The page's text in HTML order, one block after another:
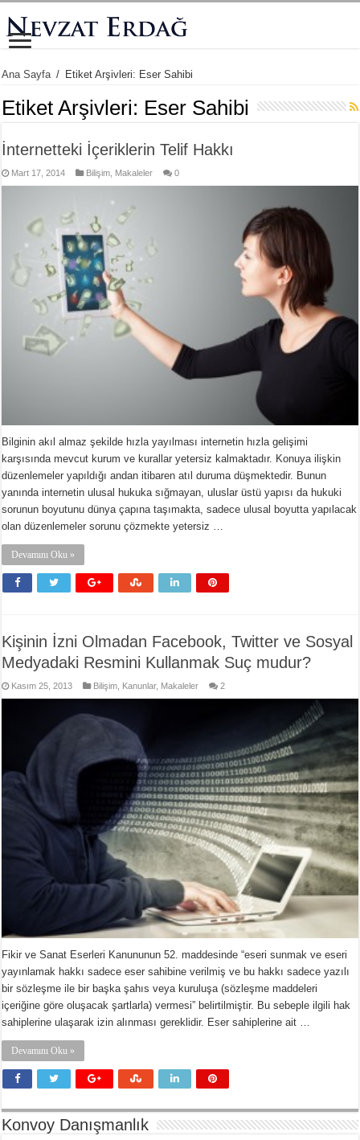
Ana Sayfa / Etiket Arşivleri: Eser Sahibi
Etiket Arşivleri: Eser Sahibi
İnternetteki İçeriklerin Telif Hakkı
Mart 17, 2014 Bilişim Makaleler 0
Bilginin akıl almaz şekilde hızla yayılması internetin hızla gelişimi
karşısında mevcut kurum ve kurallar yetersiz kalmaktadır. Konuya ilişkin
düzenlemeler yapıldığı andan itibaren atıl duruma düşmektedir. Bunun
yanında internetin ulusal hukuka sığmayan, uluslar üstü yapısı da hukuki
sorunun boyutunu dünya çapına taşımakta, sadece ulusal boyutta yapılacak
olan düzenlemeler sorunu çözmekte yetersiz …
Devamını Oku »
Kişinin İzni Olmadan Facebook, Twitter ve Sosyal
Medyadaki Resmini Kullanmak Suç mudur?
Kasım 25, 2013 Bilişim Kanunlar, Makaleler 2
Fikir ve Sanat Eserleri Kanununun 52. maddesinde “eseri sunmak ve eseri
yayınlamak hakkı sadece eser sahibine verilmiş ve bu hakkı sadece yazılı
bir sözleşme ile bir başka şahıs veya kuruluşa (sözleşme maddeleri
içeriğine göre oluşacak şartlarla) vermesi” belirtilmiştir. Bu sebeple ilgili hak
sahiplerine ulaşarak izin alınması gereklidir. Eser sahiplerine ait …
Devamını Oku »
Konvoy Danışmanlık